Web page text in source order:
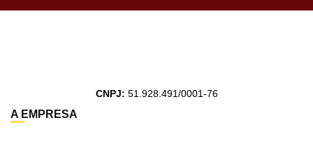
CNPJ: 51.928.491/0001-76
A EMPRESA